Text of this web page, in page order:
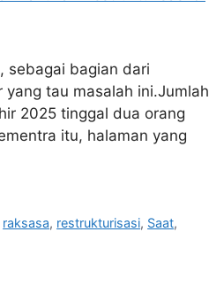
sebagai bagian dari
tau masalah ini.Jumlah
2025 tinggal dua orang
itu, halaman yang
raksasa, restrukturisasi, Saat,